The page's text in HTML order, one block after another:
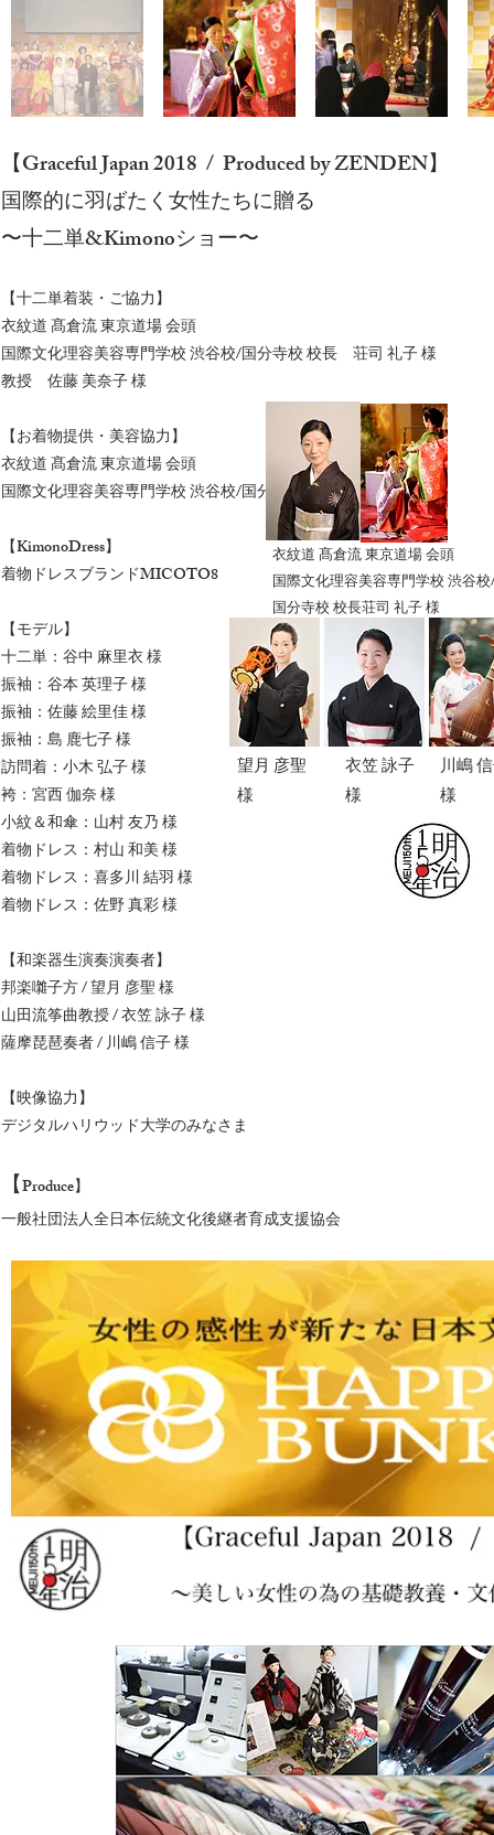
【Graceful Japan 2018 / Produced by ZENDEN】
国際的に羽ばたく女性たちに贈る
〜十二単&Kimonoショー〜
【十二単着装・ご協力】
衣紋道 髙倉流 東京道場 会頭
国際文化理容美容専門学校 渋谷校/国分寺校 校長 荘司 礼子 様
教授 佐藤 美奈子 様
【お着物提供・美容協力】
衣紋道 髙倉流 東京道場 会頭
国際文化理容美容専門学校 渋谷校/国分寺校
【KimonoDress】
着物ドレスブランドMICOTO8
【モデル】
十二単：谷中 麻里衣 様
振袖：谷本 英理子 様
振袖：佐藤 絵里佳 様
振袖：島 鹿七子 様
訪問着：小木 弘子 様
袴：宮西 伽奈 様
小紋＆和傘：山村 友乃 様
着物ドレス：村山 和美 様
着物ドレス：喜多川 結羽 様
着物ドレス：佐野 真彩 様
【和楽器生演奏演奏者】
邦楽囃子方 / 望月 彦聖 様
山田流筝曲教授 / 衣笠 詠子 様
薩摩琵琶奏者 / 川嶋 信子 様
【映像協力】
デジタルハリウッド大学のみなさま
【Produce】
一般社団法人全日本伝統文化後継者育成支援協会
衣紋道 髙倉流 東京道場 会頭
国際文化理容美容専門学校 渋谷
国分寺校 校長荘司 礼子 様
望月 彦聖
様
衣笠 詠子
様
川嶋
様